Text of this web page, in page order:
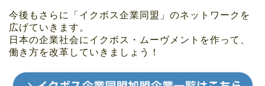
今後もさらに「イクボス企業同盟」のネットワークを
広げていきます。
日本の企業社会にイクボス・ムーヴメントを作って、
働き方を改革していきましょう！